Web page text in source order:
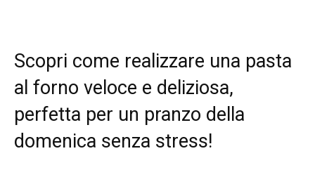
Scopri come realizzare una pasta
al forno veloce e deliziosa,
perfetta per un pranzo della
domenica senza stress!